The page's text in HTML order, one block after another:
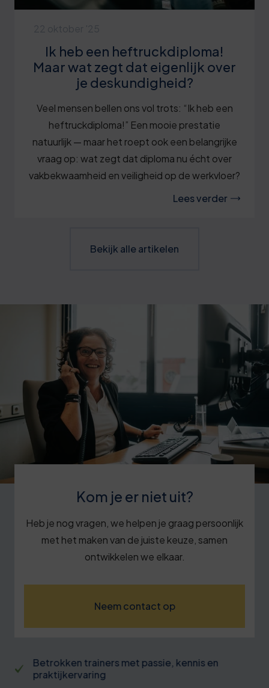
Ik heb een heftruckdiploma!
Maar wat zegt dat eigenlijk over
je deskundigheid?
Veel mensen bellen ons vol trots: “Ik heb een
heftruckdiploma!” Een mooie prestatie
natuurlijk — maar het roept ook een belangrijke
vraag op: wat zegt dat diploma nu écht over
vakbekwaamheid en veiligheid op de werkvloer?
Lees verder
Bekijk alle artikelen
Kom je er niet uit?
Heb je nog vragen, we helpen je graag persoonlijk
met het maken van de juiste keuze, samen
ontwikkelen we elkaar.
Neem contact op
Betrokken trainers met passie, kennis en
praktijkervaring